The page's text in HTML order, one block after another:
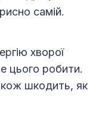
самій.
хворої
цього робити.
шкодить, як